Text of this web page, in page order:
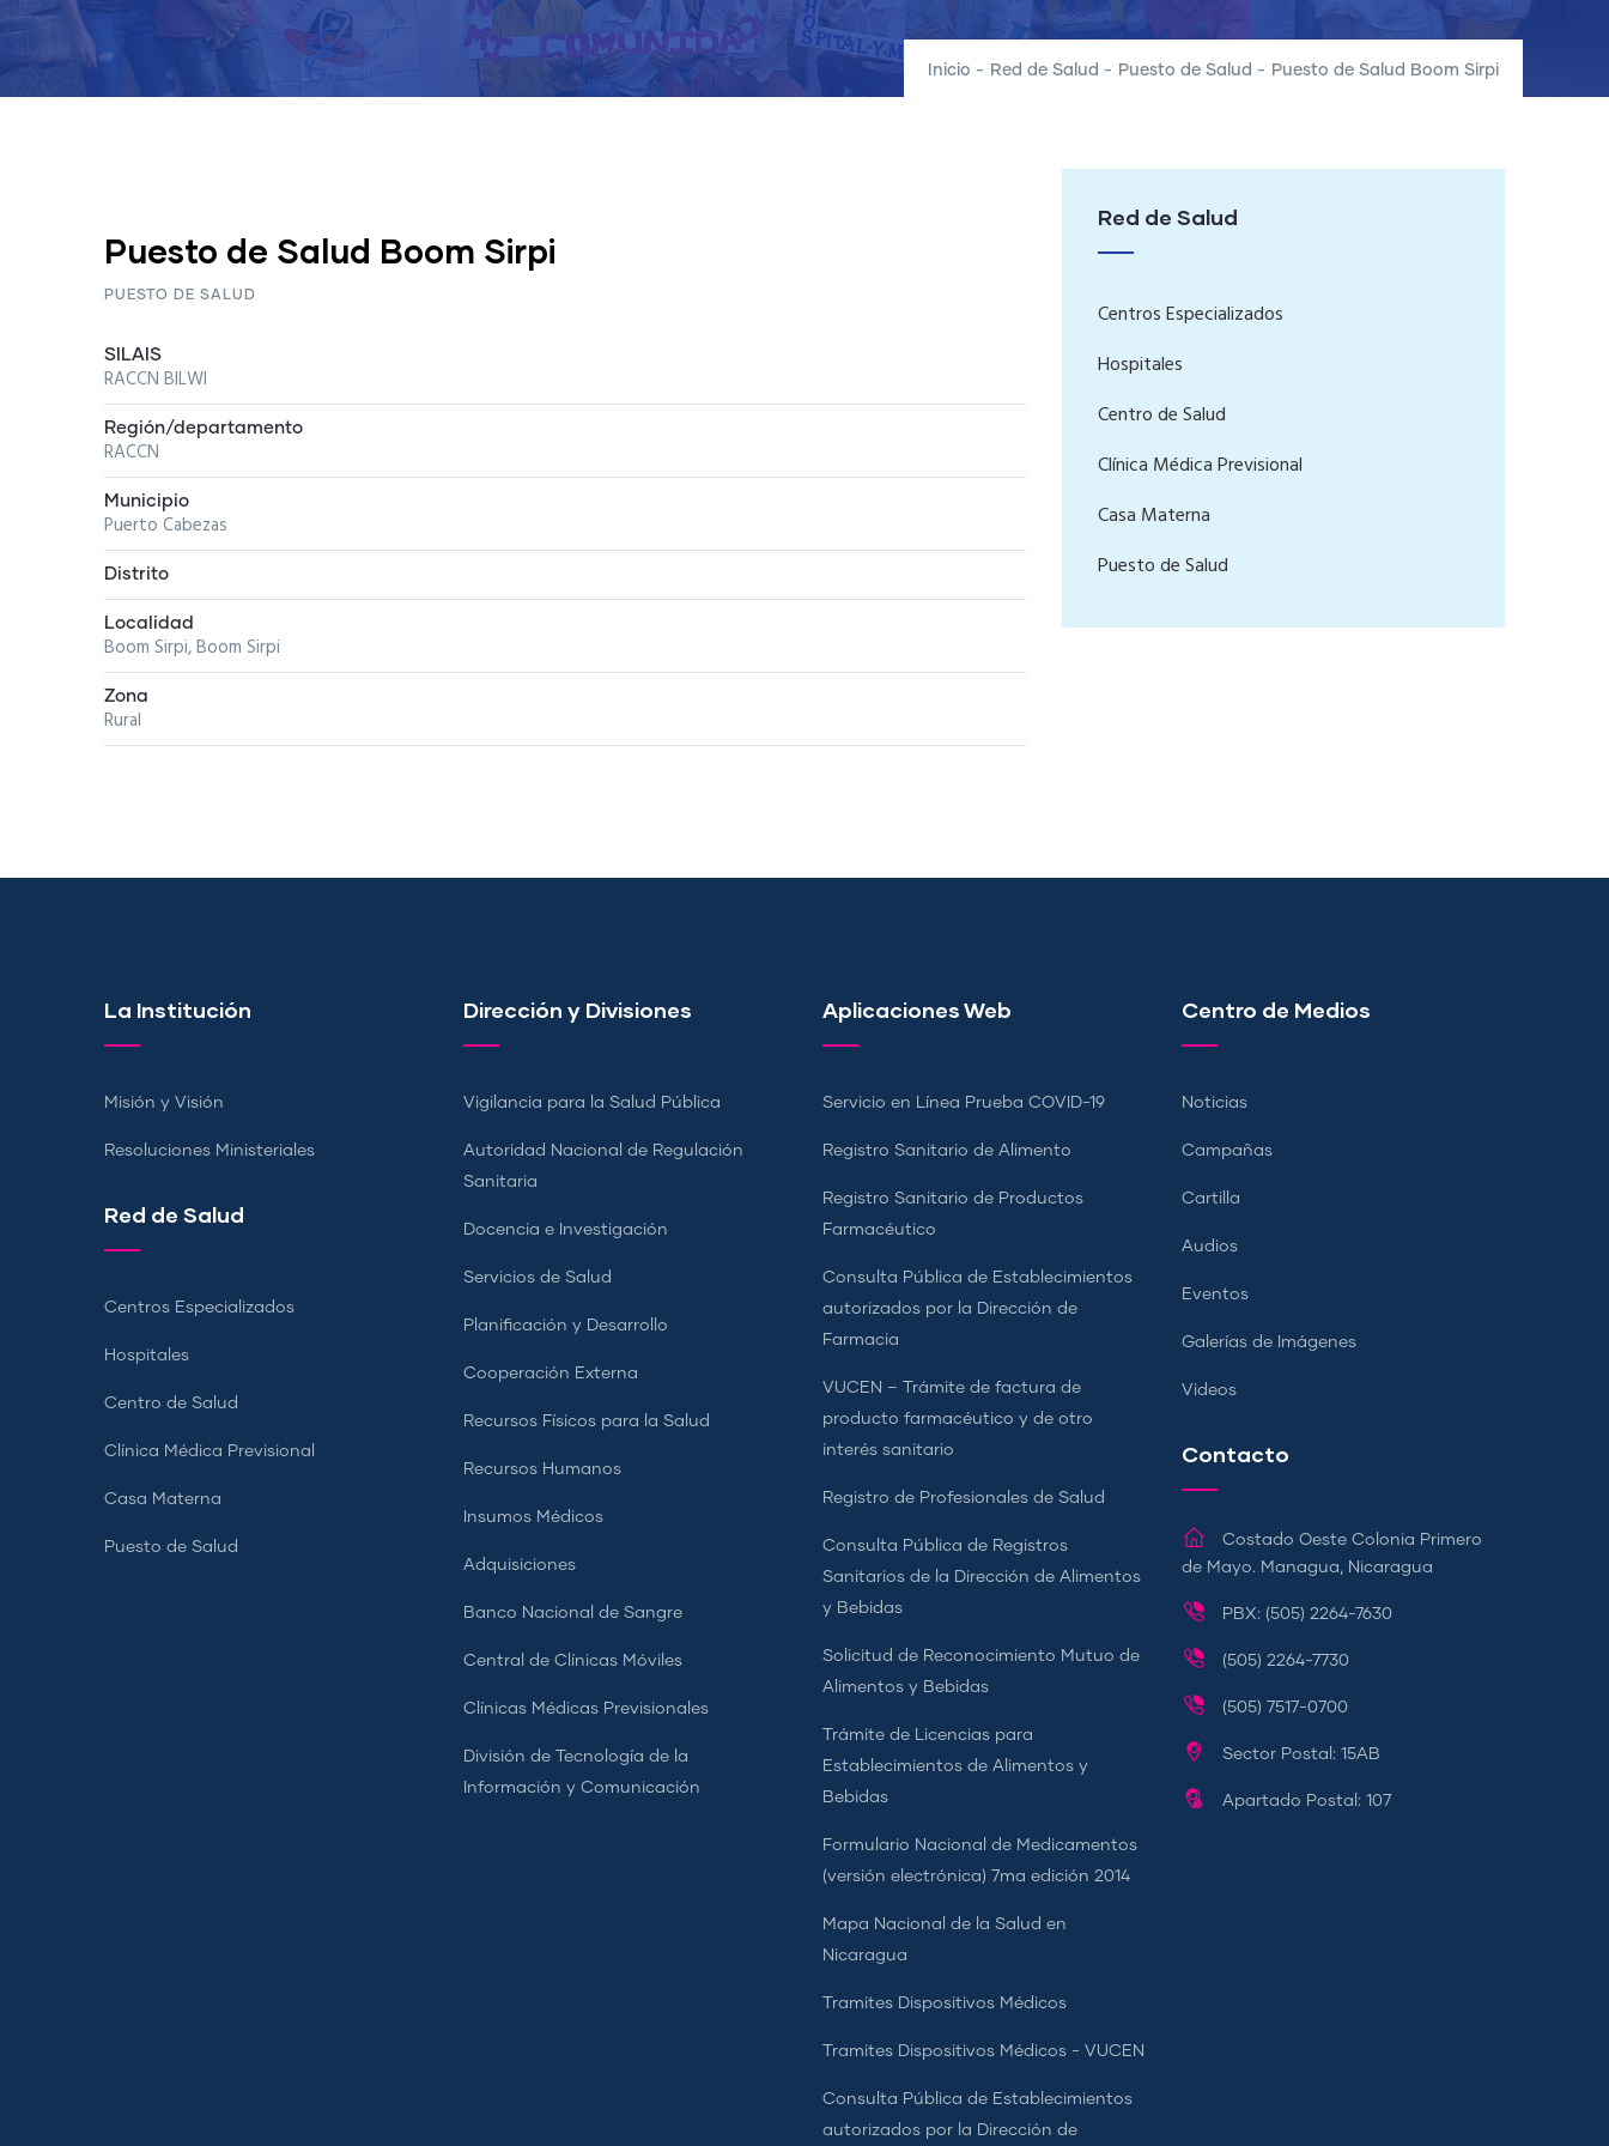
Inicio - Red de Salud - Puesto de Salud - Puesto de Salud Boom Sirpi
Puesto de Salud Boom Sirpi
PUESTO DE SALUD
SILAIS
RACCN BILWI
Región/departamento
RACCN
Municipio
Puerto Cabezas
Distrito
Localidad
Boom Sirpi, Boom Sirpi
Zona
Rural
Red de Salud
Centros Especializados
Hospitales
Centro de Salud
Clínica Médica Previsional
Casa Materna
Puesto de Salud
La Institución
Misión y Visión
Resoluciones Ministeriales
Red de Salud
Centros Especializados
Hospitales
Centro de Salud
Clínica Médica Previsional
Casa Materna
Puesto de Salud
Dirección y Divisiones
Vigilancia para la Salud Pública
Autoridad Nacional de Regulación
Sanitaria
Docencia e Investigación
Servicios de Salud
Planificación y Desarrollo
Cooperación Externa
Recursos Físicos para la Salud
Recursos Humanos
Insumos Médicos
Adquisiciones
Banco Nacional de Sangre
Central de Clínicas Móviles
Clínicas Médicas Previsionales
División de Tecnología de la
Información y Comunicación
Aplicaciones Web
Servicio en Línea Prueba COVID-19
Registro Sanitario de Alimento
Registro Sanitario de Productos
Farmacéutico
Consulta Pública de Establecimientos
autorizados por la Dirección de
Farmacia
VUCEN – Trámite de factura de
producto farmacéutico y de otro
interés sanitario
Registro de Profesionales de Salud
Consulta Pública de Registros
Sanitarios de la Dirección de Alimentos
y Bebidas
Solicitud de Reconocimiento Mutuo de
Alimentos y Bebidas
Trámite de Licencias para
Establecimientos de Alimentos y
Bebidas
Formulario Nacional de Medicamentos
(versión electrónica) 7ma edición 2014
Mapa Nacional de la Salud en
Nicaragua
Tramites Dispositivos Médicos
Tramites Dispositivos Médicos - VUCEN
Consulta Pública de Establecimientos
autorizados por la Dirección de
Centro de Medios
Noticias
Campañas
Cartilla
Audios
Eventos
Galerías de Imágenes
Videos
Contacto
Costado Oeste Colonia Primero
de Mayo. Managua, Nicaragua
PBX: (505) 2264-7630
(505) 2264-7730
(505) 7517-0700
Sector Postal: 15AB
Apartado Postal: 107